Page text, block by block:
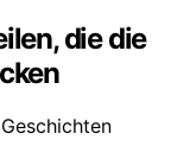
die die